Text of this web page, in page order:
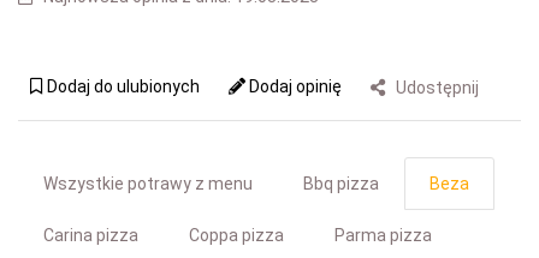
Dodaj do ulubionych Dodaj opinię Udostępnij
Wszystkie potrawy z menu Bbq pizza Beza
Carina pizza Coppa pizza Parma pizza